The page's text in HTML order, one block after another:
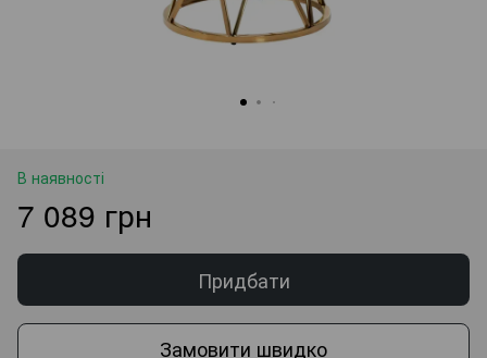
В наявності
7 089 грн
Придбати
Замовити швидко